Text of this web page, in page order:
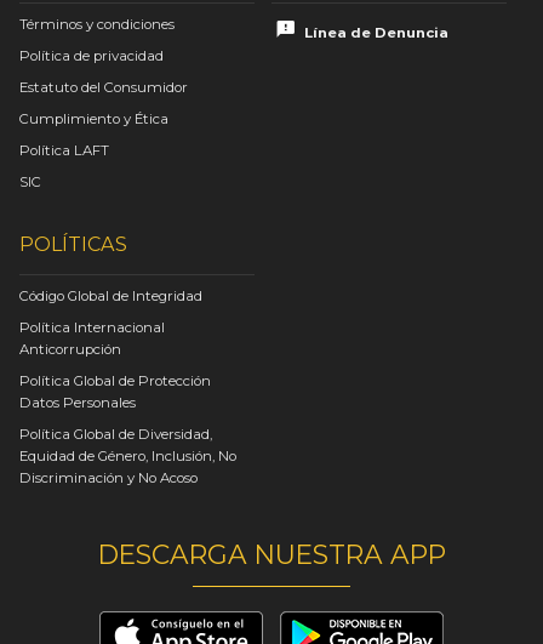
Términos y condiciones
Política de privacidad
Estatuto del Consumidor
Cumplimiento y Ética
Política LAFT
SIC
Línea de Denuncia
POLÍTICAS
Código Global de Integridad
Política Internacional
Anticorrupción
Política Global de Protección
Datos Personales
Política Global de Diversidad,
Equidad de Género, Inclusión, No
Discriminación y No Acoso
DESCARGA NUESTRA APP